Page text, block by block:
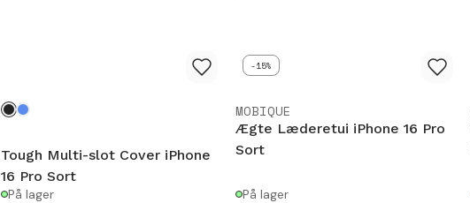
Tough Multi-slot Cover iPhone
16 Pro Sort
På lager
-15%
MOBIQUE
Ægte Læderetui iPhone 16 Pro
Sort
På lager